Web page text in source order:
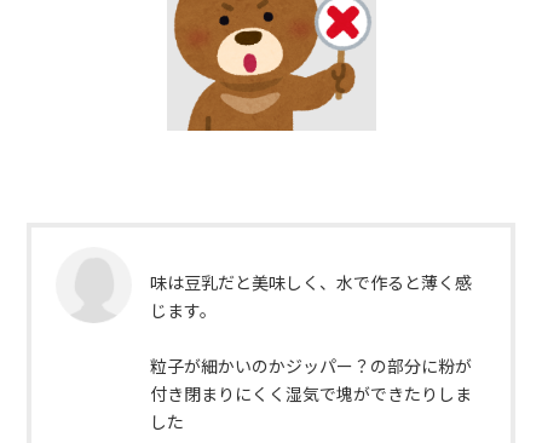
味は豆乳だと美味しく、水で作ると薄く感
じます。
粒子が細かいのかジッパー？の部分に粉が
付き閉まりにくく湿気で塊ができたりしま
した